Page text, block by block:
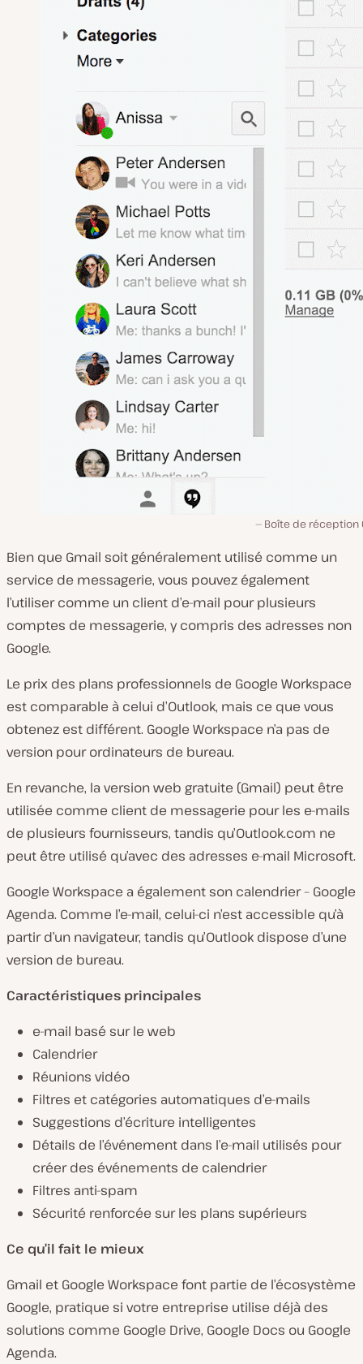
Boîte de réception
Bien que Gmail soit généralement utilisé comme un
service de messagerie, vous pouvez également
l’utiliser comme un client d’e-mail pour plusieurs
comptes de messagerie, y compris des adresses non
Google.
Le prix des plans professionnels de Google Workspace
est comparable à celui d’Outlook, mais ce que vous
obtenez est différent. Google Workspace n’a pas de
version pour ordinateurs de bureau.
En revanche, la version web gratuite (Gmail) peut être
utilisée comme client de messagerie pour les e-mails
de plusieurs fournisseurs, tandis qu’Outlook.com ne
peut être utilisé qu’avec des adresses e-mail Microsoft.
Google Workspace a également son calendrier – Google
Agenda. Comme l’e-mail, celui-ci n’est accessible qu’à
partir d’un navigateur, tandis qu’Outlook dispose d’une
version de bureau.
Caractéristiques principales
e-mail basé sur le web
Calendrier
Réunions vidéo
Filtres et catégories automatiques d’e-mails
Suggestions d’écriture intelligentes
Détails de l’événement dans l’e-mail utilisés pour
créer des événements de calendrier
Filtres anti-spam
Sécurité renforcée sur les plans supérieurs
Ce qu’il fait le mieux
Gmail et Google Workspace font partie de l’écosystème
Google, pratique si votre entreprise utilise déjà des
solutions comme Google Drive, Google Docs ou Google
Agenda.